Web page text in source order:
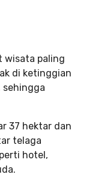
wisata paling
di ketinggian
sehingga
37 hektar dan
telaga
hotel,